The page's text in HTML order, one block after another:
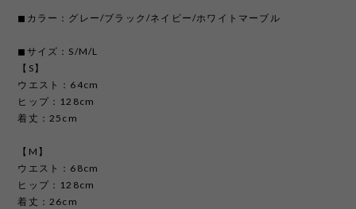
◼︎カラー：グレー/ブラック/ネイビー/ホワイトマーブル
◼︎サイズ：S/M/L
【S】
ウエスト：64cm
ヒップ：128cm
着丈：25cm
【M】
ウエスト：68cm
ヒップ：128cm
着丈：26cm